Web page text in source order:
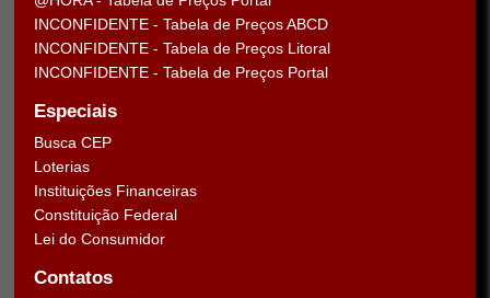
INCONFIDENTE - Tabela de Preços ABCD
INCONFIDENTE - Tabela de Preços Litoral
INCONFIDENTE - Tabela de Preços Portal
Especiais
Busca CEP
Loterias
Instituições Financeiras
Constituição Federal
Lei do Consumidor
Contatos